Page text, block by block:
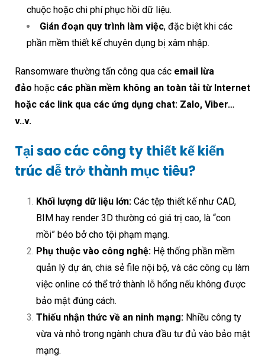
chuộc hoặc chi phí phục hồi dữ liệu.
Gián đoạn quy trình làm việc, đặc biệt khi các
phần mềm thiết kế chuyên dụng bị xâm nhập.
Ransomware thường tấn công qua các email lừa
đảo hoặc các phần mềm không an toàn tải từ Internet
hoặc các link qua các ứng dụng chat: Zalo, Viber…
v..v.
Tại sao các công ty thiết kế kiến
trúc dễ trở thành mục tiêu?
Khối lượng dữ liệu lớn: Các tệp thiết kế như CAD,
BIM hay render 3D thường có giá trị cao, là “con
mồi” béo bở cho tội phạm mạng.
Phụ thuộc vào công nghệ: Hệ thống phần mềm
quản lý dự án, chia sẻ file nội bộ, và các công cụ làm
việc online có thể trở thành lỗ hổng nếu không được
bảo mật đúng cách.
Thiếu nhận thức về an ninh mạng: Nhiều công ty
vừa và nhỏ trong ngành chưa đầu tư đủ vào bảo mật
mạng.